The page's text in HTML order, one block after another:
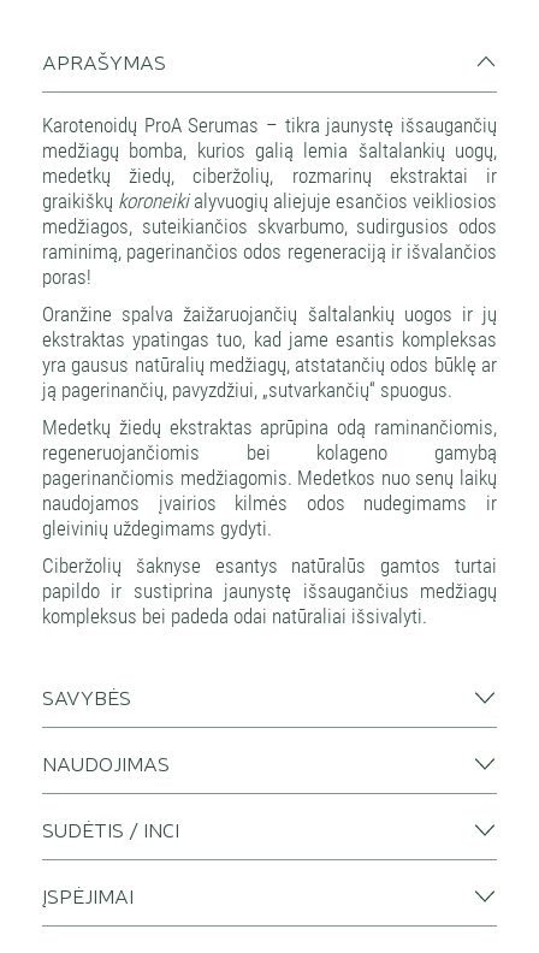
APRAŠYMAS
Karotenoidų ProA Serumas – tikra jaunystę išsaugančių
medžiagų bomba, kurios galią lemia šaltalankių uogų,
medetkų žiedų, ciberžolių, rozmarinų ekstraktai ir
graikiškų koroneikialyvuogių aliejuje esančios veikliosios
medžiagos, suteikiančios skvarbumo, sudirgusios odos
raminimą, pagerinančios odos regeneraciją ir išvalančios
poras!
Oranžine spalva žaižaruojančių šaltalankių uogos ir jų
ekstraktas ypatingas tuo, kad jame esantis kompleksas
yra gausus natūralių medžiagų, atstatančių odos būklę ar
ją pagerinančių, pavyzdžiui, „sutvarkančių“ spuogus.
Medetkų žiedų ekstraktas aprūpina odą raminančiomis,
regeneruojančiomis bei kolageno gamybą
pagerinančiomis medžiagomis. Medetkos nuo senų laikų
naudojamos įvairios kilmės odos nudegimams ir
gleivinių uždegimams gydyti.
Ciberžolių šaknyse esantys natūralūs gamtos turtai
papildo ir sustiprina jaunystę išsaugančius medžiagų
kompleksus bei padeda odai natūraliai išsivalyti.
SAVYBĖS
NAUDOJIMAS
SUDĖTIS / INCI
ĮSPĖJIMAI